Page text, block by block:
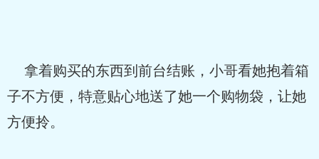
拿着购买的东西到前台结账，小哥看她抱着箱
子不方便，特意贴心地送了她一个购物袋，让她
方便拎。